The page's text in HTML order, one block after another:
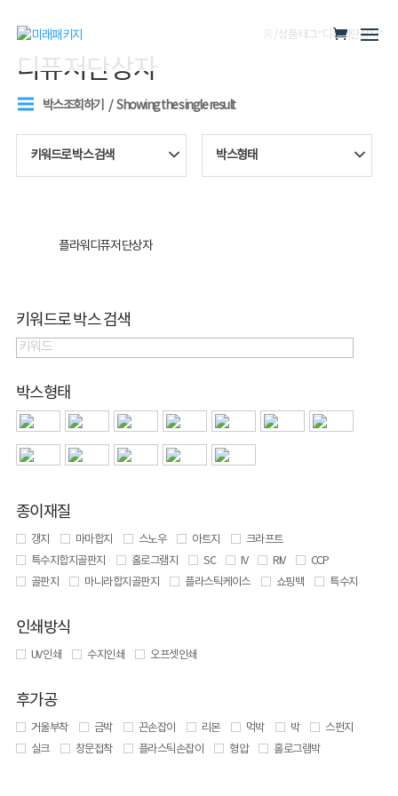
/ 상품 태그 “디퓨저단상자”
디퓨저단상자
박스조회하기 Showing the single result
키워드로 박스 검색 박스형태
플라워디퓨저 단상자
키워드로 박스 검색
박스형태
종이재질
갱지 마마합지 스노우 아트지
크라프트
특수지합지골판지
홀로그램지 SC IV RIV
CCP
골판지
마니라합지골판지 플라스틱케이스 쇼핑백 특수지
인쇄방식
UV 인쇄 수지인쇄 오프셋인쇄
후가공
거울부착 금박 끈손잡이 리본 먹박 박
스펀지
실크
창문접착 플라스틱손잡이 형압 홀로그램박